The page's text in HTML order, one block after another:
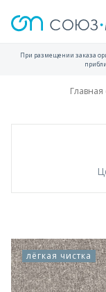
При размещении заказа
лёгкая чистка